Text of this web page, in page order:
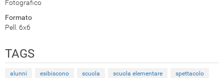
Fotografico
Formato
Pell. 6x6
TAGS
alunni esibiscono scuola scuola elementare
spettacolo